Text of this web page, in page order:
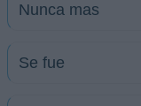
Nunca mas
Se fue